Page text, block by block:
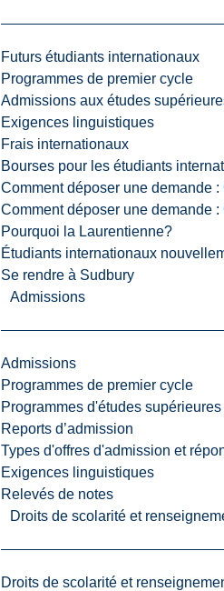
Futurs étudiants internationaux
Programmes de premier cycle
Admissions aux études
Exigences linguistiques
Frais internationaux
Bourses pour les étudiants
Comment déposer une demande
Comment déposer une demande
Pourquoi la Laurentienne?
Étudiants internationaux
Se rendre à Sudbury
Admissions
Admissions
Programmes de premier cycle
Programmes d'études supérieures
Reports d’admission
Types d'offres d'admission et
Exigences linguistiques
Relevés de notes
Droits de scolarité et
Droits de scolarité et